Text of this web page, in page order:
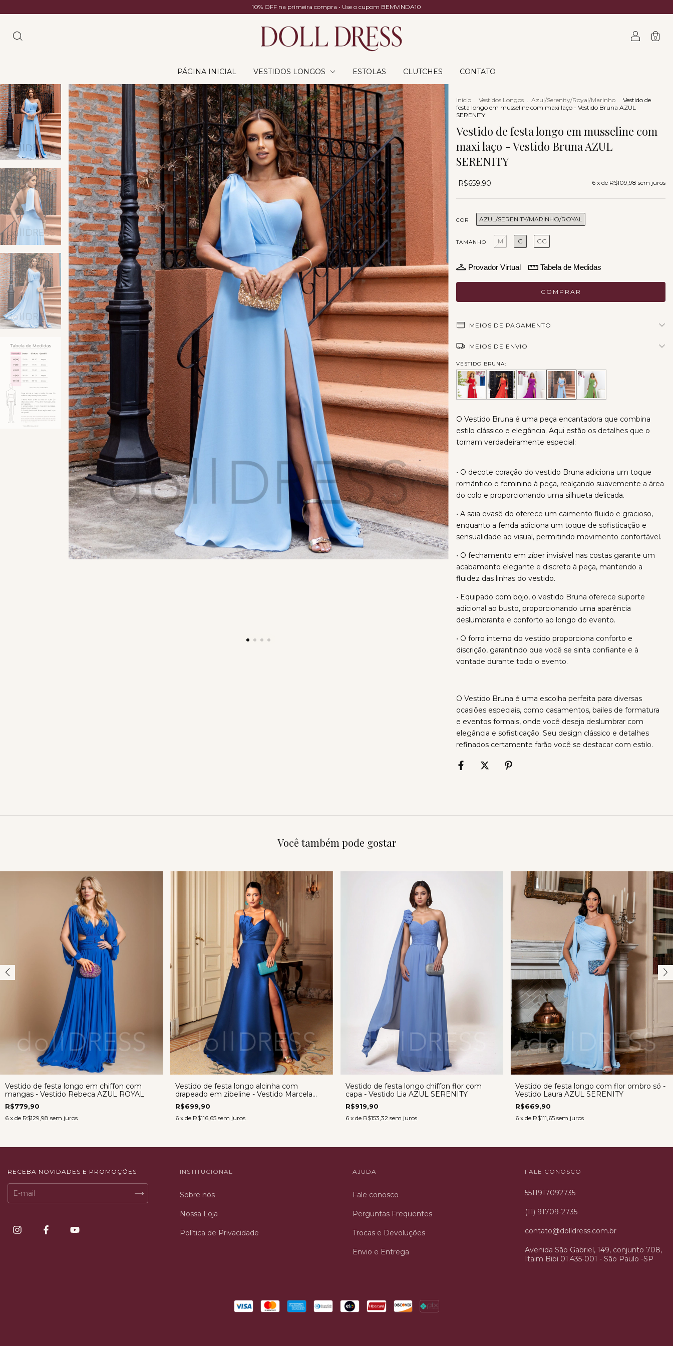
10% OFF na primeira compra • Use o cupom BEMVINDA10
0
PÁGINA INICIAL VESTIDOS LONGOS ESTOLAS CLUTCHES CONTATO
Início . Vestidos Longos . Azul/Serenity/Royal/Marinho . Vestido de
festa longo em musseline com maxi laço - Vestido Bruna AZUL
SERENITY
Vestido de festa longo em musseline com
maxi laço - Vestido Bruna AZUL
SERENITY
R$659,90 6 x de R$109,98 sem juros
COR AZUL/SERENITY/MARINHO/ROYAL
TAMANHO M G GG
Provador Virtual Tabela de Medidas
MEIOS DE PAGAMENTO
MEIOS DE ENVIO
VESTIDO BRUNA:
O Vestido Bruna é uma peça encantadora que combina
estilo clássico e elegância. Aqui estão os detalhes que o
tornam verdadeiramente especial:
• O decote coração do vestido Bruna adiciona um toque
romântico e feminino à peça, realçando suavemente a área
do colo e proporcionando uma silhueta delicada.
• A saia evasê do oferece um caimento fluido e gracioso,
enquanto a fenda adiciona um toque de sofisticação e
sensualidade ao visual, permitindo movimento confortável.
• O fechamento em zíper invisível nas costas garante um
acabamento elegante e discreto à peça, mantendo a
fluidez das linhas do vestido.
• Equipado com bojo, o vestido Bruna oferece suporte
adicional ao busto, proporcionando uma aparência
deslumbrante e conforto ao longo do evento.
• O forro interno do vestido proporciona conforto e
discrição, garantindo que você se sinta confiante e à
vontade durante todo o evento.
O Vestido Bruna é uma escolha perfeita para diversas
ocasiões especiais, como casamentos, bailes de formatura
e eventos formais, onde você deseja deslumbrar com
elegância e sofisticação. Seu design clássico e detalhes
refinados certamente farão você se destacar com estilo.
Você também pode gostar
Vestido de festa longo em chiffon com
mangas - Vestido Rebeca AZUL ROYAL
R$779,90
6 x de R$129,98 sem juros
Vestido de festa longo alcinha com
drapeado em zibeline - Vestido Marcela
ROYAL
R$699,90
6 x de R$116,65 sem juros
Vestido de festa longo chiffon flor com
capa - Vestido Lia AZUL SERENITY
R$919,90
6 x de R$153,32 sem juros
Vestido de festa longo com flor ombro só -
Vestido Laura AZUL SERENITY
R$669,90
6 x de R$111,65 sem juros
RECEBA NOVIDADES E PROMOÇÕES INSTITUCIONAL
Sobre nós
Nossa Loja
Política de Privacidade
AJUDA
Fale conosco
Perguntas Frequentes
Trocas e Devoluções
Envio e Entrega
FALE CONOSCO
5511917092735
(11) 91709-2735
contato@dolldress.com.br
Avenida São Gabriel, 149, conjunto 708,
Itaim Bibi 01.435-001 - São Paulo -SP